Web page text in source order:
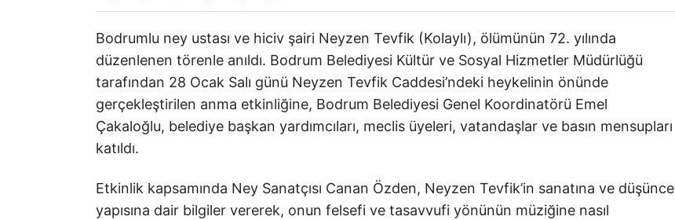
Bodrumlu ney ustası ve hiciv şairi Neyzen Tevfik (Kolaylı), ölümünün 72. yılında
düzenlenen törenle anıldı. Bodrum Belediyesi Kültür ve Sosyal Hizmetler Müdürlüğü
tarafından 28 Ocak Salı günü Neyzen Tevfik Caddesi’ndeki heykelinin önünde
gerçekleştirilen anma etkinliğine, Bodrum Belediyesi Genel Koordinatörü Emel
Çakaloğlu, belediye başkan yardımcıları, meclis üyeleri, vatandaşlar ve basın mensupları
katıldı.
Etkinlik kapsamında Ney Sanatçısı Canan Özden, Neyzen Tevfik’in sanatına ve düşünce
yapısına dair bilgiler vererek, onun felsefi ve tasavvufi yönünün müziğine nasıl